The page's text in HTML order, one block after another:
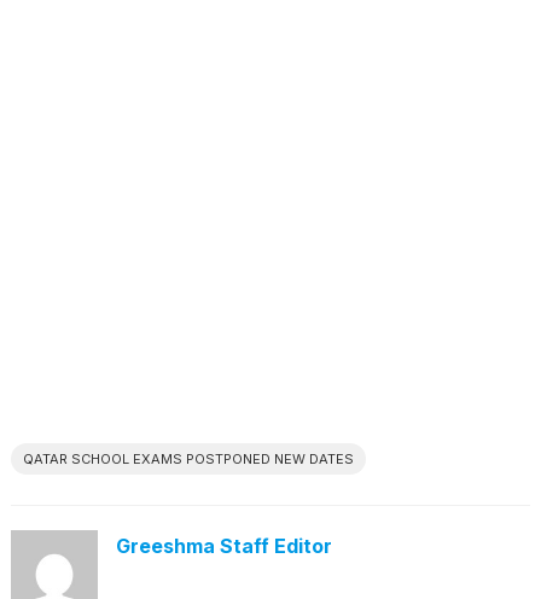
QATAR SCHOOL EXAMS POSTPONED NEW DATES
Greeshma Staff Editor